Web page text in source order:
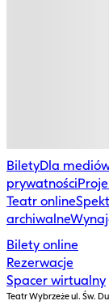
BiletyDla
prywatności
Teatr online
archiwalne
Bilety online
Rezerwacje
Spacer wirtualny
Teatr Wybrzeżeul. Św.